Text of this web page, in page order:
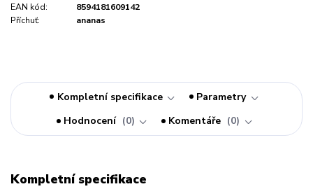
EAN kód:
8594181609142
Příchuť:
ananas
Kompletní specifikace
Parametry
Hodnocení
0 Komentáře 0
Kompletní specifikace